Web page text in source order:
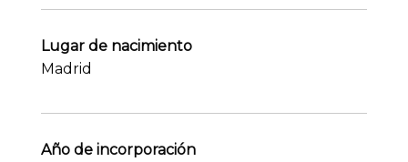
Lugar de nacimiento
Madrid
Año de incorporación